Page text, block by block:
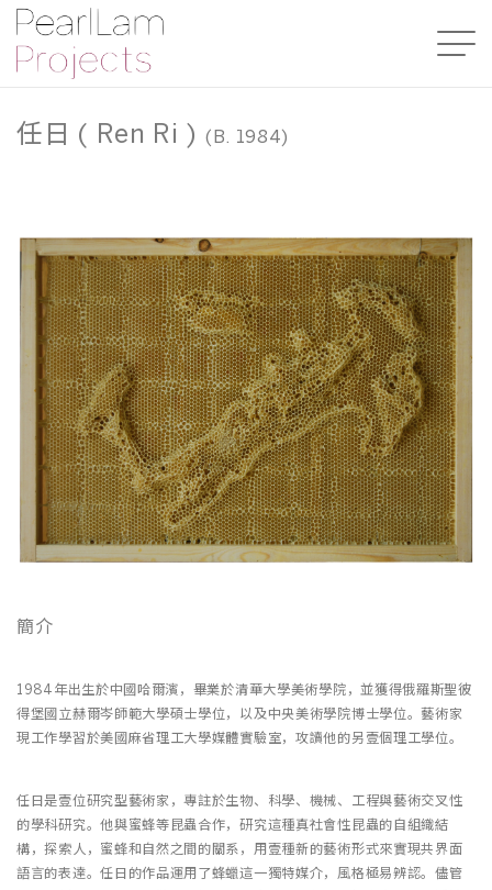
任日 ( Ren Ri ) (B. 1984)
簡介
1984年出生於中國哈爾濱，畢業於清華大學美術學院，並獲得俄羅斯聖彼
得堡國立赫爾岑師範大學碩士學位，以及中央美術學院博士學位。藝術家
現工作學習於美國麻省理工大學媒體實驗室，攻讀他的另壹個理工學位。
任日是壹位研究型藝術家，專註於生物、科學、機械、工程與藝術交叉性
的學科研究。他與蜜蜂等昆蟲合作，研究這種真社會性昆蟲的自組織結
構，探索人，蜜蜂和自然之間的關系，用壹種新的藝術形式來實現共界面
語言的表達。任日的作品運用了蜂蠟這一獨特媒介，風格極易辨認。儘管